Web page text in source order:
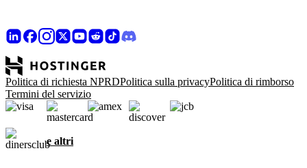
Politica di richiesta NPRDPolitica sulla privacyPolitica di rimborso
Termini del servizio
e altri